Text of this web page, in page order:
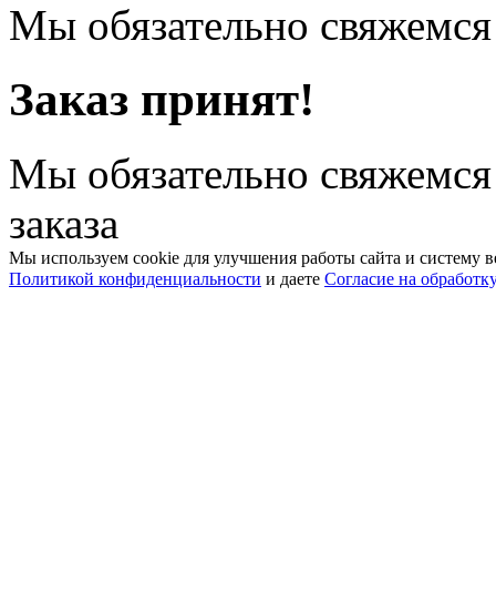
Мы обязательно
Заказ принят!
Мы обязательно
заказа
Мы используем cookie для улучшения работы сайта и систему
Политикой конфиденциальности и даете Согласие на